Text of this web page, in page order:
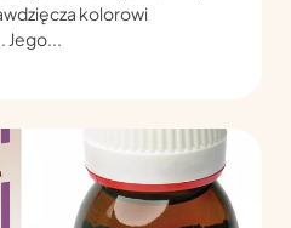
kolorowi
Jego...